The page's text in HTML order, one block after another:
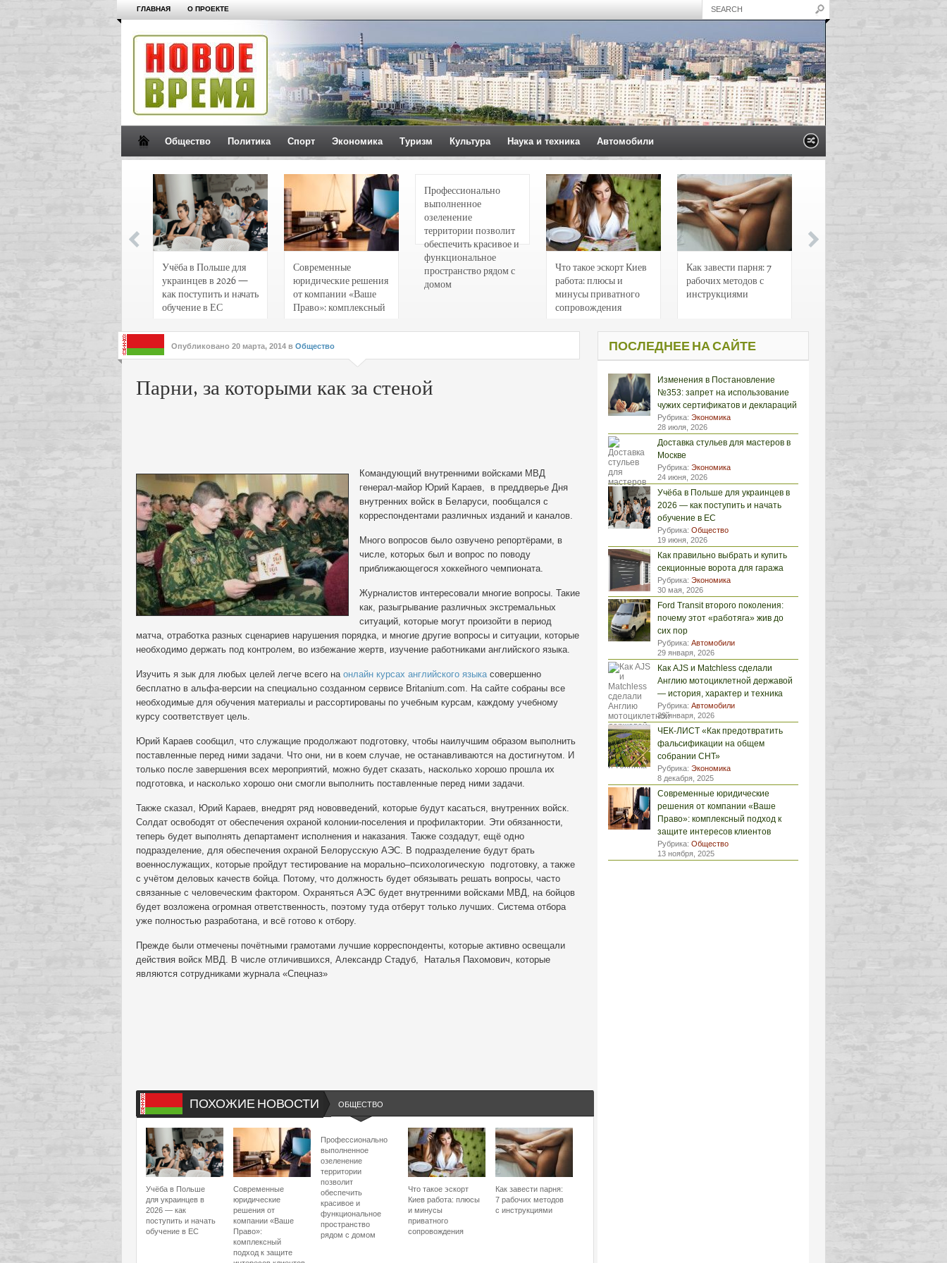
ГЛАВНАЯ О ПРОЕКТЕ
Общество Политика Спорт Экономика Туризм Культура Наука и техника Автомобили
Учёба в Польше для
украинцев в 2026 —
как поступить и начать
обучение в ЕС
Современные
юридические решения
от компании «Ваше
Право»: комплексный
интересов клиентов
Профессионально
выполненное
озеленение
территории позволит
обеспечить красивое и
функциональное
пространство рядом с
домом
Что такое эскорт Киев
работа: плюсы и
минусы приватного
сопровождения
Как завести парня: 7
рабочих методов с
инструкциями
Опубликовано 20 марта, 2014 в Общество
Парни, за которыми как за стеной
Командующий внутренними войсками МВД
генерал-майор Юрий Караев, в преддверье Дня
внутренних войск в Беларуси, пообщался с
корреспондентами различных изданий и каналов.
Много вопросов было озвучено репортёрами, в
числе, которых был и вопрос по поводу
приближающегося хоккейного чемпионата.
Журналистов интересовали многие вопросы. Такие
как, разыгрывание различных экстремальных
ситуаций, которые могут произойти в период
матча, отработка разных сценариев нарушения порядка, и многие другие вопросы и ситуации, которые
необходимо держать под контролем, во избежание жертв, изучение работниками английского языка.
Изучить я зык для любых целей легче всего на онлайн курсах английского языкасовершенно
бесплатно в альфа-версии на специально созданном сервисе Britanium.com. На сайте собраны все
необходимые для обучения материалы и рассортированы по учебным курсам, каждому учебному
курсу соответствует цель.
Юрий Караев сообщил, что служащие продолжают подготовку, чтобы наилучшим образом выполнить
поставленные перед ними задачи. Что они, ни в коем случае, не останавливаются на достигнутом. И
только после завершения всех мероприятий, можно будет сказать, насколько хорошо прошла их
подготовка, и насколько хорошо они смогли выполнить поставленные перед ними задачи.
Также сказал, Юрий Караев, внедрят ряд нововведений, которые будут касаться, внутренних войск.
Солдат освободят от обеспечения охраной колонии-поселения и профилактории. Эти обязанности,
теперь будет выполнять департамент исполнения и наказания. Также создадут, ещё одно
подразделение, для обеспечения охраной Белорусскую АЭС. В подразделение будут брать
военнослужащих, которые пройдут тестирование на морально–психологическую подготовку, а также
с учётом деловых качеств бойца. Потому, что должность будет обязывать решать вопросы, часто
связанные с человеческим фактором. Охраняться АЭС будет внутренними войсками МВД, на бойцов
будет возложена огромная ответственность, поэтому туда отберут только лучших. Система отбора
уже полностью разработана, и всё готово к отбору.
Прежде были отмечены почётными грамотами лучшие корреспонденты, которые активно освещали
действия войск МВД. В числе отличившихся, Александр Стадуб, Наталья Пахомович, которые
являются сотрудниками журнала «Спецназ»
ПОХОЖИЕ НОВОСТИ ОБЩЕСТВО
Учёба в Польше
для украинцев в
2026 — как
поступить и начать
обучение в ЕС
Современные
юридические
решения от
компании «Ваше
Право»:
комплексный
подход к защите
Профессионально
выполненное
озеленение
территории
позволит
обеспечить
красивое и
функциональное
пространство
рядом с домом
Что такое эскорт
Киев работа: плюсы
и минусы
приватного
сопровождения
Как завести парня:
7 рабочих методов
с инструкциями
ПОСЛЕДНЕЕ НА САЙТЕ
Изменения в Постановление
№353: запрет на использование
чужих сертификатов и деклараций
Рубрика: Экономика
28 июля, 2026
Доставка стульев для мастеров в
Москве
Рубрика: Экономика
24 июня, 2026
Учёба в Польше для украинцев в
2026 — как поступить и начать
обучение в ЕС
Рубрика: Общество
19 июня, 2026
Как правильно выбрать и купить
секционные ворота для гаража
Рубрика: Экономика
30 мая, 2026
Ford Transit второго поколения:
почему этот «работяга» жив до
сих пор
Рубрика: Автомобили
29 января, 2026
Как AJS и Matchless сделали
Англию мотоциклетной державой
— история, характер и техника
Рубрика: Автомобили
29 января, 2026
ЧЕК-ЛИСТ «Как предотвратить
фальсификации на общем
собрании СНТ»
Рубрика: Экономика
8 декабря, 2025
Современные юридические
решения от компании «Ваше
Право»: комплексный подход к
защите интересов клиентов
Рубрика: Общество
13 ноября, 2025